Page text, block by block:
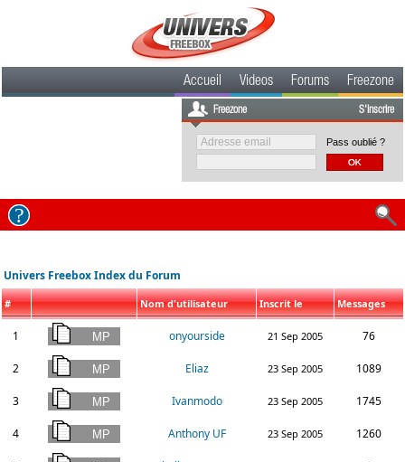
Accueil Videos Forums Freezone
Freezone S'inscrire
Pass oublié ?
Univers Freebox Index du Forum
# Nom d'utilisateur Inscrit le Messages
1 onyourside 21 Sep 2005 76
2 Eliaz 23 Sep 2005 1089
3 Ivanmodo 23 Sep 2005 1745
4 Anthony UF 23 Sep 2005 1260